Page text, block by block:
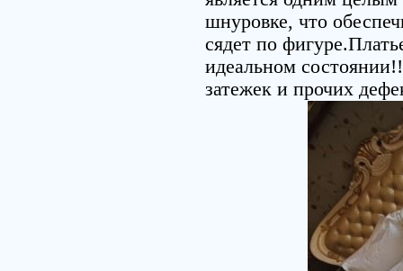
шнуровке, что
сядет по
идеальном
затежек и прочих